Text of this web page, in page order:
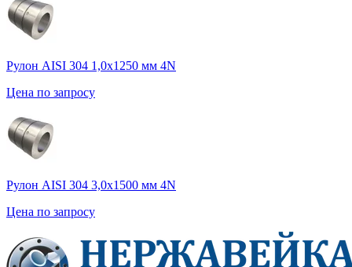
Рулон AISI 304 1,0х1250 мм 4N
Цена по запросу
Рулон AISI 304 3,0х1500 мм 4N
Цена по запросу